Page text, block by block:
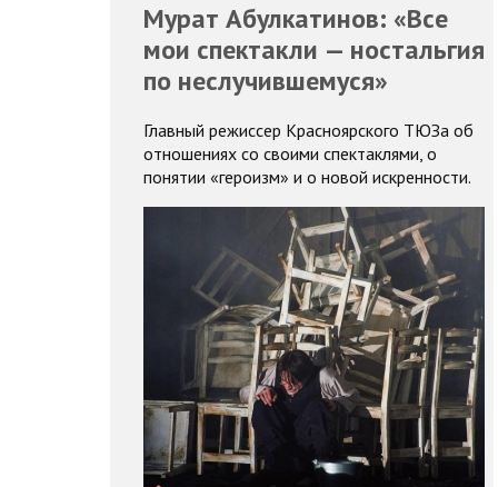
Мурат Абулкатинов: «Все
мои спектакли — ностальгия
по неслучившемуся»
Главный режиссер Красноярского ТЮЗа об
отношениях со своими спектаклями, о
понятии «героизм» и о новой искренности.